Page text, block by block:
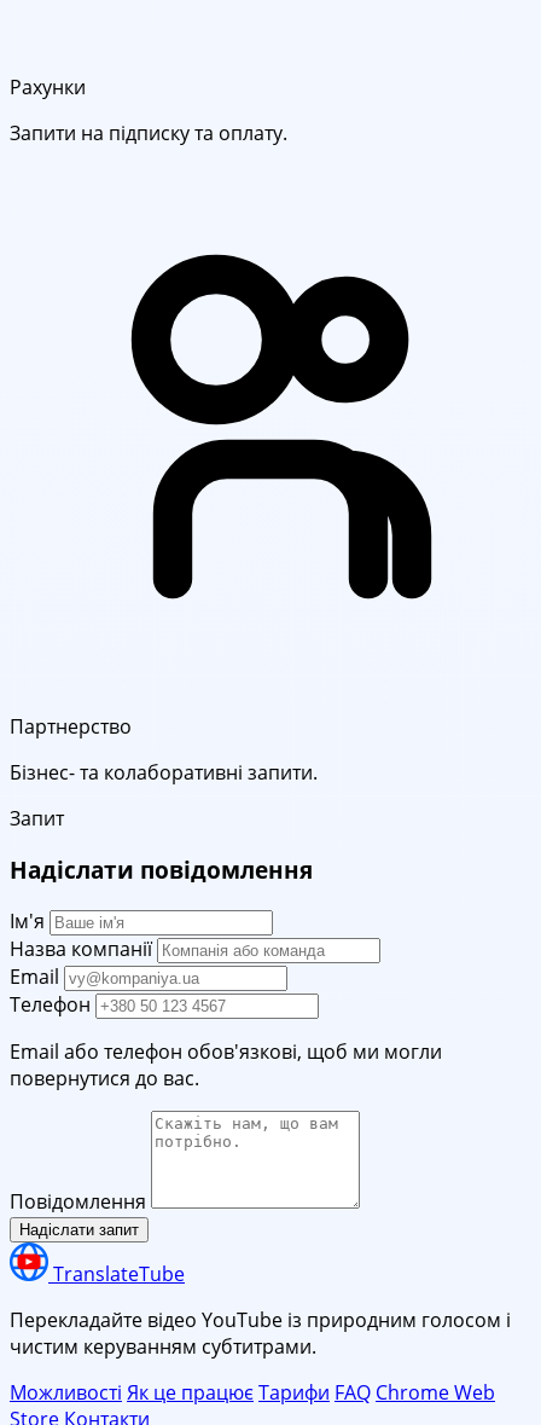
Рахунки
Запити на підписку та оплату.
Партнерство
Бізнес- та колаборативні запити.
Запит
Надіслати повідомлення
Ім'я
Назва компанії
Email
Телефон
Email або телефон обов'язкові, щоб ми могли
повернутися до вас.
Повідомлення
Надіслати запит
TranslateTube
Перекладайте відео YouTube із природним голосом і
чистим керуванням субтитрами.
Можливості Як це працюєТарифи FAQ Chrome Web
Store Контакти